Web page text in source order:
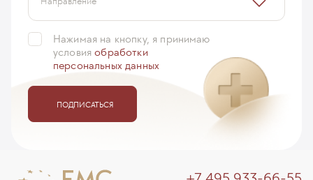
Носов Владимир
12 августа 2016
22 сентября 2015
Нажимая на кнопку, я принимаю
условияобработки
персональных данных
ПОДПИСАТЬСЯ